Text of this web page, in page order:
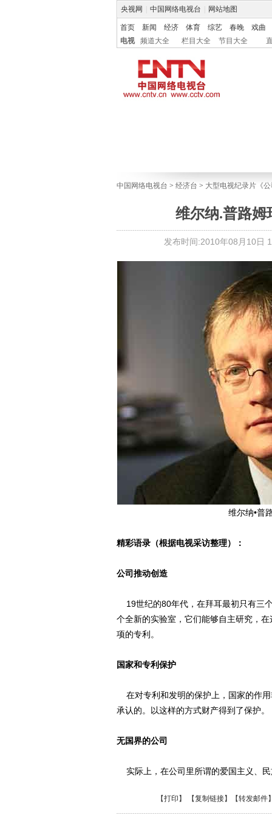
央视网 中国网络电视台 网站地图
首页 新闻 经济 体育 综艺 春晚
戏曲
电视
频道大全 栏目大全 节目大全
中国网络电视台 > 经济台 > 大型电视纪录片《
维尔纳.普路姆
发布时间:2010年08月10日
维尔纳•普
精彩语录（根据电视采访整理）：
公司推动创造
19世纪的80年代，在拜耳最初只有三
个全新的实验室，它们能够自主研究，
项的专利。
国家和专利保护
在对专利和发明的保护上，国家的作
承认的。以这样的方式财产得到了保护。
无国界的公司
实际上，在公司里所谓的爱国主义、
【打印 】 【复制链接】【转发邮件